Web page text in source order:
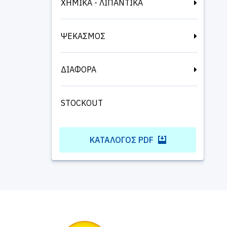
ΧΗΜΙΚΑ - ΛΙΠΑΝΤΙΚΑ
ΨΕΚΑΣΜΟΣ
ΔΙΑΦΟΡΑ
STOCKOUT
ΚΑΤΆΛΟΓΟΣ PDF